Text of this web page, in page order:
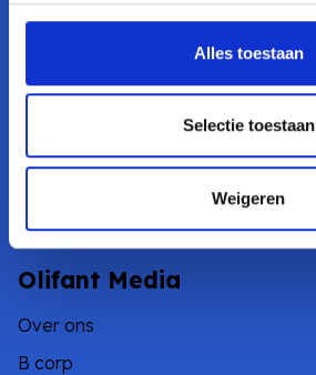
Alles toestaan
Selectie toestaan
Weigeren
SEO
Social Media Content
Bekijk al onze expertises
Olifant Media
Over ons
B corp